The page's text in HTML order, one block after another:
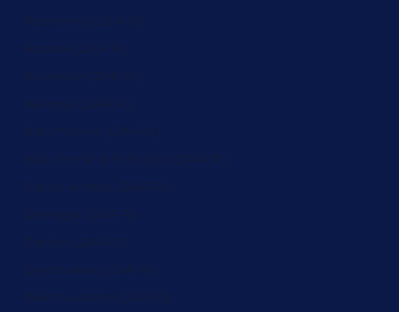
Romania (ZAR R)
Russia (ZAR R)
Rwanda (ZAR R)
Samoa (ZAR R)
San Marino (ZAR R)
São Tomé & Príncipe (ZAR R)
Saudi Arabia (ZAR R)
Senegal (ZAR R)
Serbia (ZAR R)
Seychelles (ZAR R)
Sierra Leone (ZAR R)